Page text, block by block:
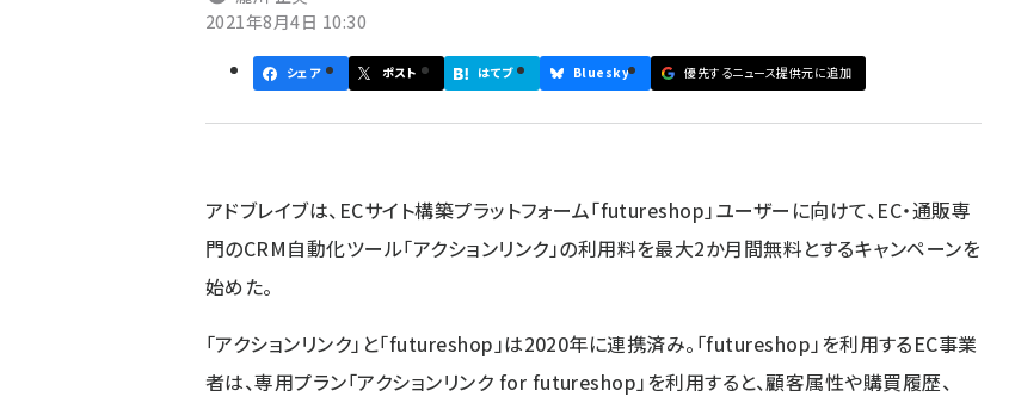
2021年8月4日 10:30
シェア ポスト はてブ Bluesky 優先するニュース提供元に追加
アドブレイブは、ECサイト構築プラットフォーム「futureshop」ユーザーに向けて、EC・通販専
門のCRM自動化ツール「アクションリンク」の利用料を最大2か月間無料とするキャンペーンを
始めた。
「アクションリンク」と「futureshop」は2020年に連携済み。「futureshop」を利用するEC事業
者は、専用プラン「アクションリンク for futureshop」を利用すると、顧客属性や購買履歴、